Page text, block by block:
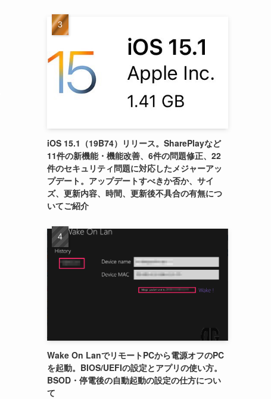
iOS 15.1（19B74）リリース。SharePlayなど
11件の新機能・機能改善、6件の問題修正、22
件のセキュリティ問題に対応したメジャーアッ
プデート。アップデートすべきか否か、サイ
ズ、更新内容、時間、更新後不具合の有無につ
いてご紹介
Wake On LanでリモートPCから電源オフのPC
を起動。BIOS/UEFIの設定とアプリの使い方。
BSOD・停電後の自動起動の設定の仕方につい
て